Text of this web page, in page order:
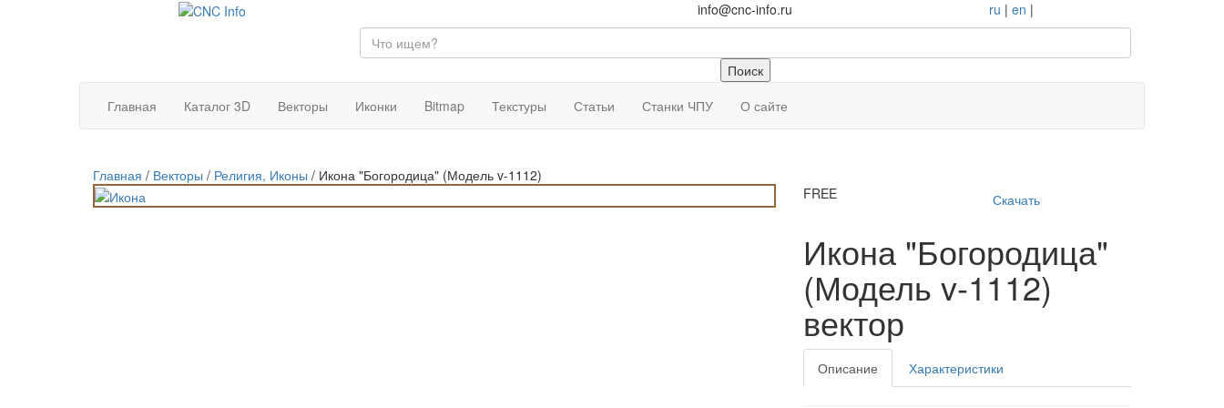
info@cnc-info.ru ru | en |
Главная Каталог 3D Векторы Иконки Bitmap Текстуры Статьи Станки ЧПУ О сайте
Главная / Векторы / Религия, Иконы / Икона "Богородица" (Модель v-1112)
FREE
Скачать
Икона "Богородица"
(Модель v-1112)
вектор
Описание Характеристики